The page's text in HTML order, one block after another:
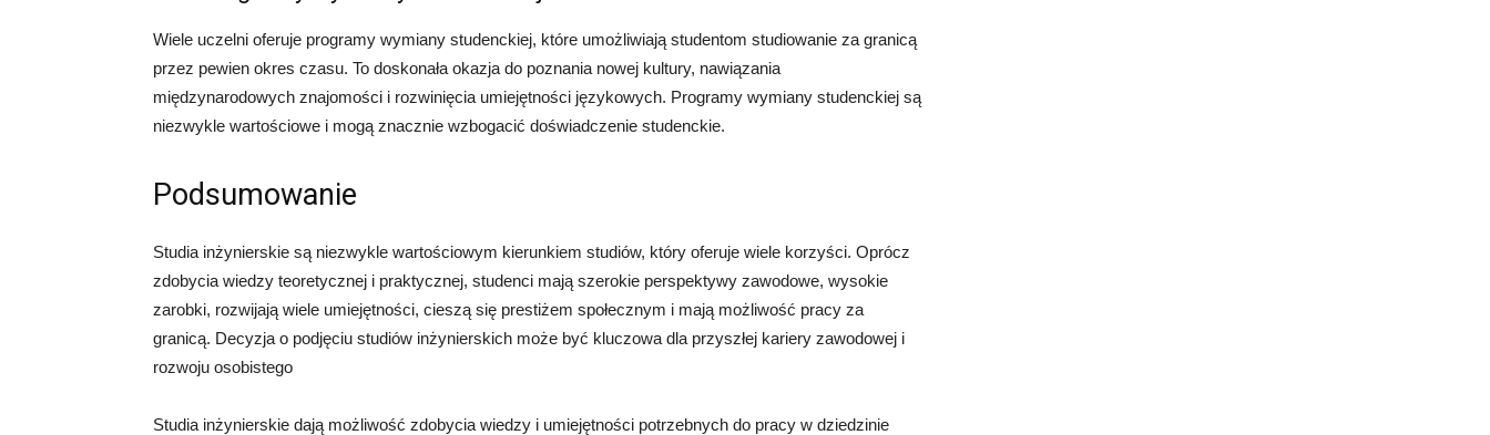
Wiele uczelni oferuje programy wymiany studenckiej, które umożliwiają studentom studiowanie za granicą
przez pewien okres czasu. To doskonała okazja do poznania nowej kultury, nawiązania
międzynarodowych znajomości i rozwinięcia umiejętności językowych. Programy wymiany studenckiej są
niezwykle wartościowe i mogą znacznie wzbogacić doświadczenie studenckie.
Podsumowanie
Studia inżynierskie są niezwykle wartościowym kierunkiem studiów, który oferuje wiele korzyści. Oprócz
zdobycia wiedzy teoretycznej i praktycznej, studenci mają szerokie perspektywy zawodowe, wysokie
zarobki, rozwijają wiele umiejętności, cieszą się prestiżem społecznym i mają możliwość pracy za
granicą. Decyzja o podjęciu studiów inżynierskich może być kluczowa dla przyszłej kariery zawodowej i
rozwoju osobistego
Studia inżynierskie dają możliwość zdobycia wiedzy i umiejętności potrzebnych do pracy w dziedzinie